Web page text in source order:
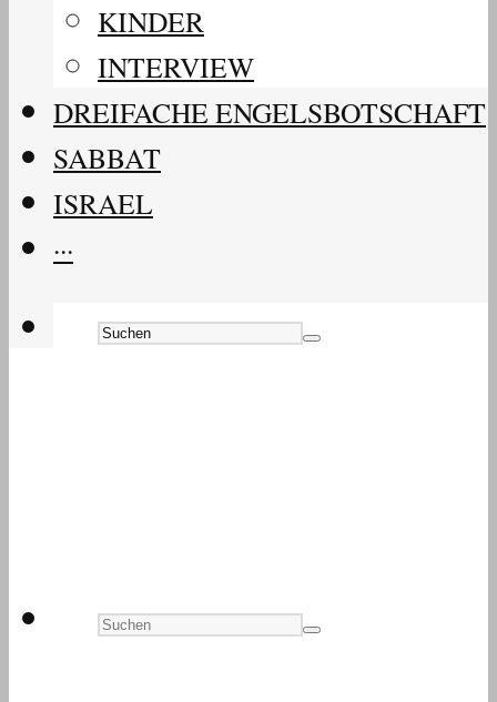
KINDER
INTERVIEW
DREIFACHE ENGELSBOTSCHAFT
SABBAT
ISRAEL
···